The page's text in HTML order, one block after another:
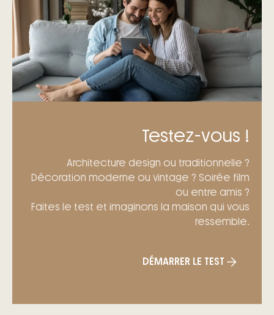
Testez-vous !
Architecture design ou traditionnelle ?
Décoration moderne ou vintage ? Soirée film
ou entre amis ?
Faites le test et imaginons la maison qui vous
ressemble.
DÉMARRER LE TEST